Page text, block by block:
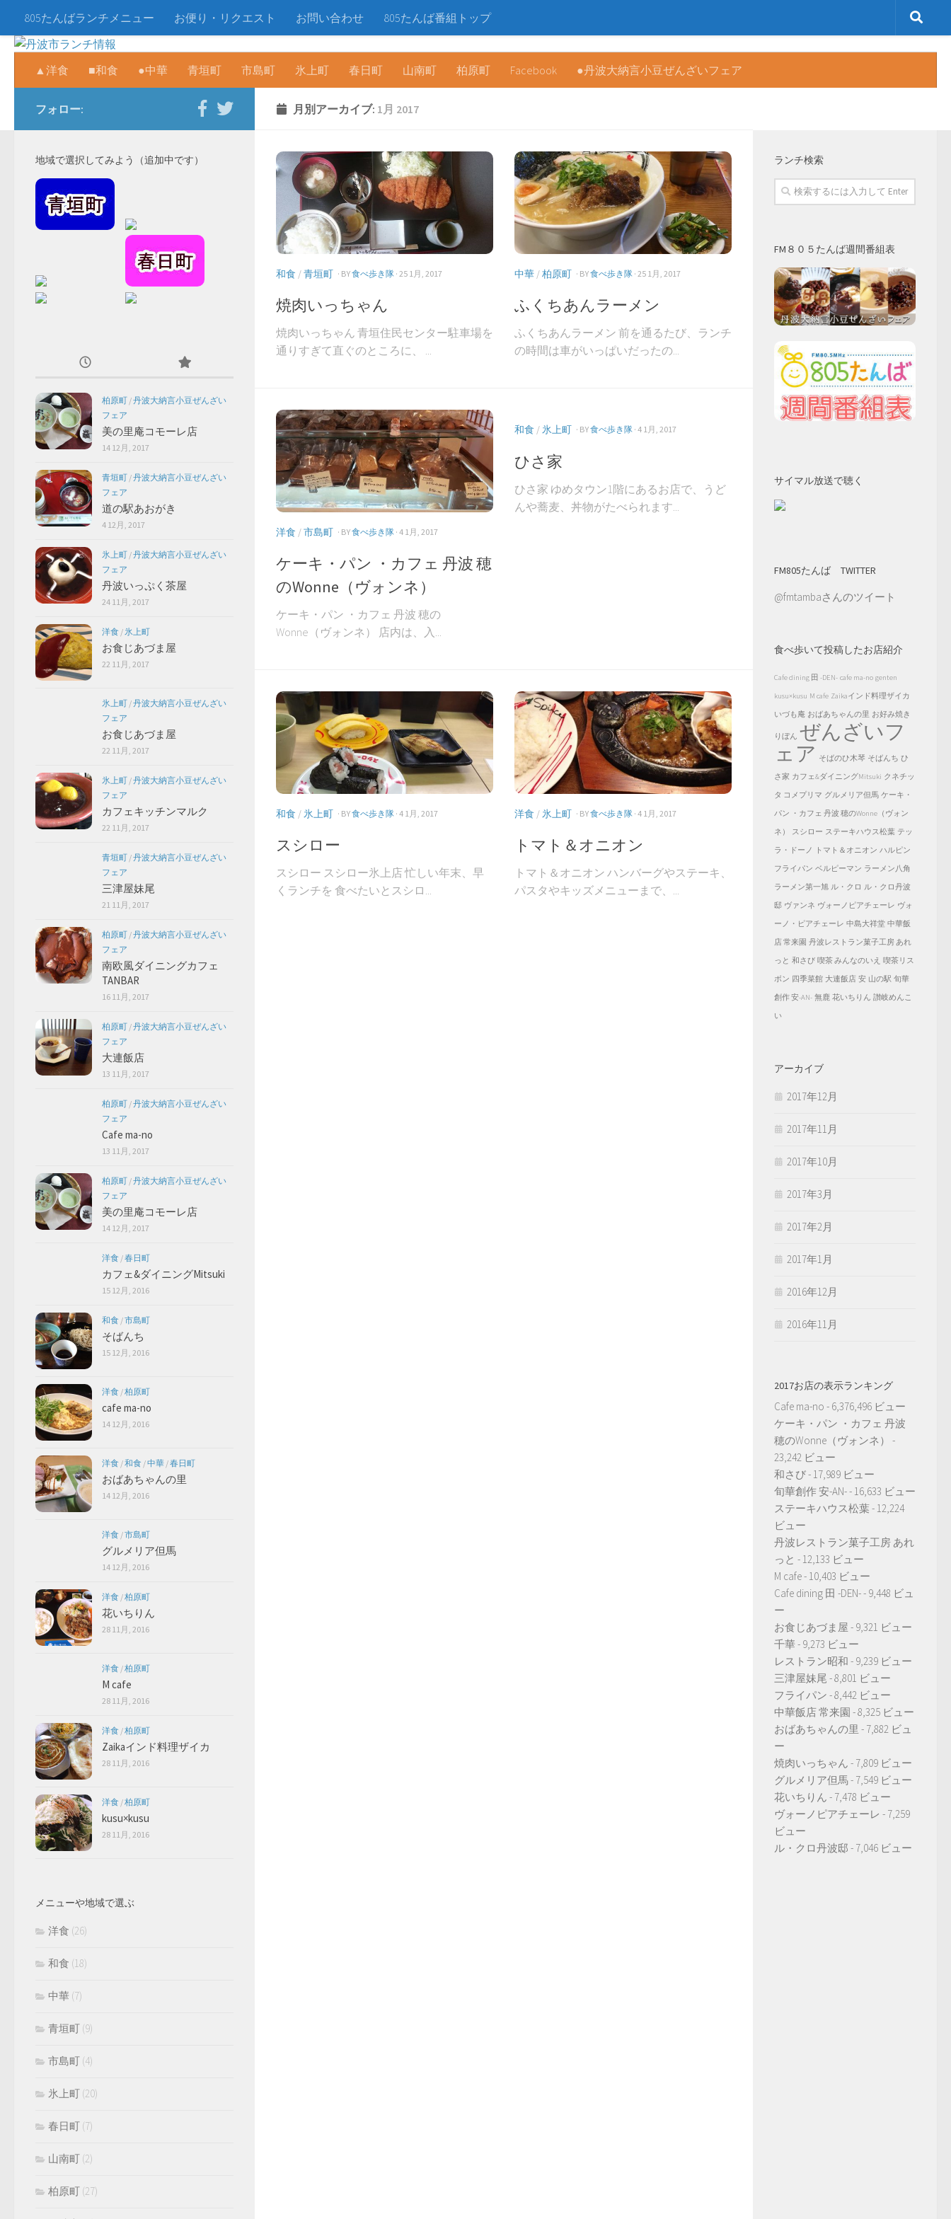
805たんばランチメニュー お便り・リクエスト お問い合わせ 805たんば番組トップ
▲洋食 ■和食 ●中華 青垣町 市島町 氷上町 春日町 山南町 柏原町 Facebook ●丹波大納言小豆ぜんざいフェア
月別アーカイブ: 1月 2017
和食 /青垣町 · BY食べ歩き隊 · 25 1月, 2017
焼肉いっちゃん
焼肉いっちゃん 青垣住民センター駐車場を
通りすぎて直ぐのところに、 ...
中華 /柏原町 · BY食べ歩き隊 · 25 1月, 2017
ふくちあんラーメン
ふくちあんラーメン 前を通るたび、ランチ
の時間は車がいっぱいだったの...
洋食 /市島町 · BY食べ歩き隊 · 4 1月, 2017
ケーキ・パン ・カフェ 丹波 穂
のWonne（ヴォンネ）
ケーキ・パン ・カフェ 丹波 穂の
Wonne（ヴォンネ） 店内は、入...
和食 /氷上町 · BY食べ歩き隊 · 4 1月, 2017
ひさ家
ひさ家 ゆめタウン1階にあるお店で、うど
んや蕎麦、丼物がたべられます...
和食 /氷上町 · BY食べ歩き隊 · 4 1月, 2017
スシロー
スシロー スシロー氷上店 忙しい年末、早
くランチを 食べたいとスシロ...
洋食 /氷上町 · BY食べ歩き隊 · 4 1月, 2017
トマト＆オニオン
トマト＆オニオン ハンバーグやステーキ、
パスタやキッズメニューまで、...
フォロー:
地域で選択してみよう（追加中です）
柏原町 /丹波大納言小豆ぜんざい
フェア
美の里庵コモーレ店
14 12月, 2017
青垣町 /丹波大納言小豆ぜんざい
フェア
道の駅あおがき
4 12月, 2017
氷上町 /丹波大納言小豆ぜんざい
フェア
丹波いっぷく茶屋
24 11月, 2017
洋食 /氷上町
お食じあづま屋
22 11月, 2017
氷上町 /丹波大納言小豆ぜんざい
フェア
お食じあづま屋
22 11月, 2017
氷上町 /丹波大納言小豆ぜんざい
フェア
カフェキッチンマルク
22 11月, 2017
青垣町 /丹波大納言小豆ぜんざい
フェア
三津屋妹尾
21 11月, 2017
柏原町 /丹波大納言小豆ぜんざい
フェア
南欧風ダイニングカフェ
TANBAR
16 11月, 2017
柏原町 /丹波大納言小豆ぜんざい
フェア
大連飯店
13 11月, 2017
柏原町 /丹波大納言小豆ぜんざい
フェア
Cafe ma-no
13 11月, 2017
柏原町 /丹波大納言小豆ぜんざい
フェア
美の里庵コモーレ店
14 12月, 2017
洋食 /春日町
カフェ&ダイニングMitsuki
15 12月, 2016
和食 /市島町
そばんち
15 12月, 2016
洋食 /柏原町
cafe ma-no
14 12月, 2016
洋食 /和食 /中華 /春日町
おばあちゃんの里
14 12月, 2016
洋食 /市島町
グルメリア但馬
14 12月, 2016
洋食 /柏原町
花いちりん
28 11月, 2016
洋食 /柏原町
M cafe
28 11月, 2016
洋食 /柏原町
Zaikaインド料理ザイカ
28 11月, 2016
洋食 /柏原町
kusu×kusu
28 11月, 2016
メニューや地域で選ぶ
洋食 (26)
和食 (18)
中華 (7)
青垣町 (9)
市島町 (4)
氷上町 (20)
春日町 (7)
山南町 (2)
柏原町 (27)
ランチ検索
FM８０５たんば週間番組表
サイマル放送で聴く
FM805たんば TWITTER
@fmtambaさんのツイート
食べ歩いて投稿したお店紹介
Cafe dining 田 -DEN- cafe ma-no genten
kusu×kusu M cafe Zaikaインド料理ザイカ
いづも庵 おばあちゃんの里 お好み焼き
りぼん ぜんざいフ
ェア そばのひ木琴 そばんち ひ
さ家 カフェ&ダイニングMitsuki クネチッ
タ コメプリマ グルメリア但馬 ケーキ・
パン ・カフェ 丹波 穂のWonne（ヴォン
ネ）
スシロー ステーキハウス松葉 テッ
ラ・ドーノ
トマト＆オニオン ハルピン
フライパン ベルピーマン ラーメン八角
ラーメン第一旭 ル・クロ ル・クロ丹波
邸 ヴァンネ ヴォーノピアチェーレ ヴォ
ーノ・ピアチェーレ 中島大祥堂 中華飯
店 常来園 丹波レストラン菓子工房 あれ
っと 和さび 喫茶 みんなのいえ 喫茶リス
ボン 四季菜館 大連飯店 安 山の駅 旬華
創作 安-AN- 無鹿 花いちりん 讃岐めんこ
い
アーカイブ
2017年12月
2017年11月
2017年10月
2017年3月
2017年2月
2017年1月
2016年12月
2016年11月
2017お店の表示ランキング
Cafe ma-no - 6,376,496 ビュー
ケーキ・パン ・カフェ 丹波
穂のWonne（ヴォンネ）
-
23,242 ビュー
和さび- 17,989 ビュー
旬華創作 安-AN-- 16,633 ビュー
ステーキハウス松葉- 12,224
ビュー
丹波レストラン菓子工房 あれ
っと - 12,133 ビュー
M cafe- 10,403 ビュー
Cafe dining 田 -DEN-- 9,448 ビュ
ー
お食じあづま屋 - 9,321 ビュー
千華- 9,273 ビュー
レストラン昭和 - 9,239 ビュー
三津屋妹尾 - 8,801 ビュー
フライパン - 8,442 ビュー
中華飯店 常来園 - 8,325 ビュー
おばあちゃんの里 - 7,882 ビュ
ー
焼肉いっちゃん - 7,809 ビュー
グルメリア但馬- 7,549 ビュー
花いちりん - 7,478 ビュー
ヴォーノピアチェーレ - 7,259
ビュー
ル・クロ丹波邸 - 7,046 ビュー